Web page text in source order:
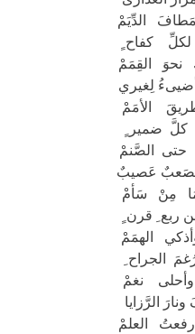
الدِّيَمْ
كفاح
نحوَ القِمَمْ
لِغيري
الأمَمْ
ضمير
الصَّنمْ
لصَعبٌ عَصيبٌ
مِنْ سَأمْ
ربع ِ قرن
الهمَمْ
الجراح
نغمْ
الرَّزايا
العلمْ